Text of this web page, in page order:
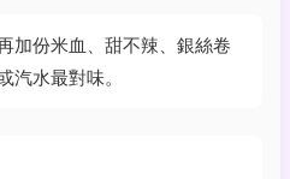
加份米血、甜不辣、銀絲卷
汽水最對味。